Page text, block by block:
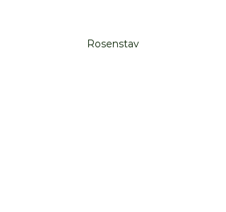
Rosenstav